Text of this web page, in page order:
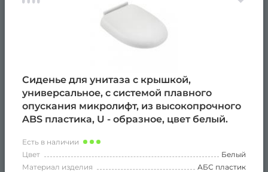
Сиденье для унитаза с крышкой,
универсальное, с системой плавного
опускания микролифт, из высокопрочного
ABS пластика, U - образное, цвет белый.
Есть в наличии
Цвет
Белый
Материал изделия
АБС пластик